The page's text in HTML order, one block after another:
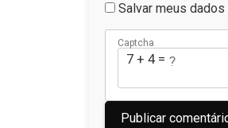
Salvar meus
Captcha
7 + 4 = ?